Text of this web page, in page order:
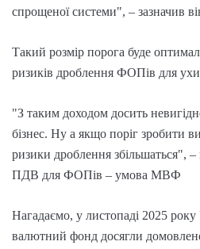
спрощеної системи", – зазначив
Такий розмір порога буде
ризиків дроблення ФОПів для
"З таким доходом досить
бізнес. Ну а якщо поріг зробити
ризики дроблення збільшаться",
ПДВ для ФОПів – умова МВФ
Нагадаємо, у листопаді 2025
валютний фонд досягли